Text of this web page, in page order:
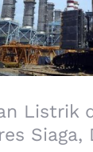
Daerah
Listrik
Siaga,